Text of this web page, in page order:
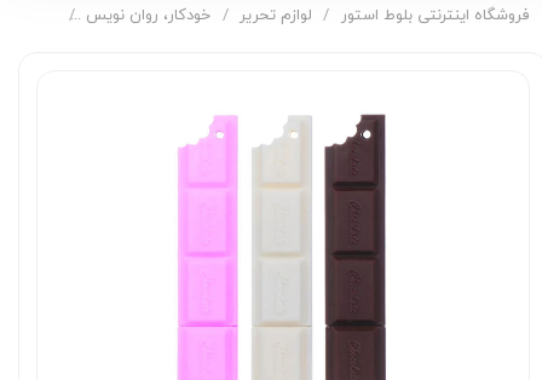
فروشگاه اینترنتی بلوط استور لوازم تحریر خودکار، روان نویس